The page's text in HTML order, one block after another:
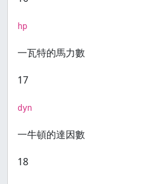
hp
一瓦特的馬力數
17
dyn
一牛頓的達因數
18